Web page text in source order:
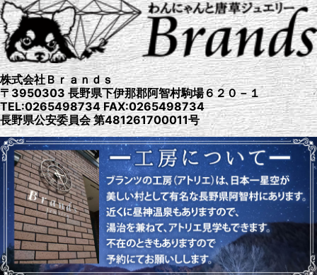
株式会社Ｂｒａｎｄｓ
〒3950303 長野県下伊那郡阿智村駒場６２０－１
TEL:0265498734 FAX:0265498734
長野県公安委員会 第481261700011号